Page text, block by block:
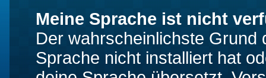
Meine Sprache ist nicht
Der wahrscheinlichste Grund
Sprache nicht installiert hat